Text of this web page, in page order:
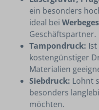
ein besonders
ideal bei
Geschäftspartner.
Tampondruck:
kostengünstiger
Materialien
Siebdruck: Lohnt
besonders
möchten.